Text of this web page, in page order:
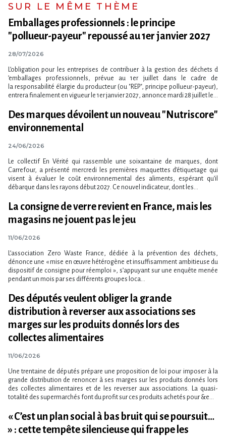
SUR LE MÊME THÈME
Emballages professionnels : le principe
"pollueur-payeur" repoussé au 1er janvier 2027
28/07/2026
L​‌’obligation pour les entreprises de contribuer à la gestion des déchets d​
‌’emballages professionnels, prévue au 1er juillet dans le cadre de
la responsabilité élargie du producteur (ou "REP", principe pollueur-payeur),
entrera finalement en vigueur le 1er janvier 2027, annonce mardi 28 juillet le...
Des marques dévoilent un nouveau "Nutriscore"
environnemental
24/06/2026
Le collectif En Vérité qui rassemble une soixantaine de marques, dont
Carrefour, a présenté mercredi les premières maquettes d​‌’étiquetage qui
visent à évaluer le coût environnemental des aliments, espérant qu​‌’il
débarque dans les rayons début 2027. Ce nouvel indicateur, dont les...
La consigne de verre revient en France, mais les
magasins ne jouent pas le jeu
11/06/2026
L’association Zero Waste France, dédiée à la prévention des déchets,
dénonce une « mise en œuvre hétérogène et insuffisamment ambitieuse du
dispositif de consigne pour réemploi », s’appuyant sur une enquête menée
pendant un mois par ses différents groupes loca...
Des députés veulent obliger la grande
distribution à reverser aux associations ses
marges sur les produits donnés lors des
collectes alimentaires
11/06/2026
Une trentaine de députés prépare une proposition de loi pour imposer à la
grande distribution de renoncer à ses marges sur les produits donnés lors
des collectes alimentaires et de les reverser aux associations. La quasi-
totalité des supermarchés font du profit sur ces produits achetés pour &e...
« C​‌’est un plan social à bas bruit qui se poursuit…
» : cette tempête silencieuse qui frappe les